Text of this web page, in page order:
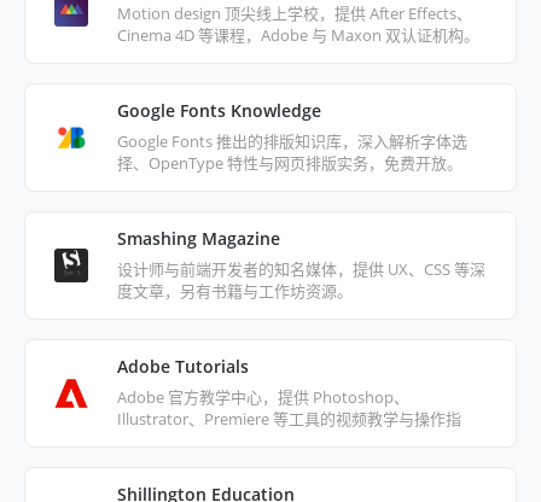
Motion design 顶尖线上学校，提供 After Effects、
Cinema 4D 等课程，Adobe 与 Maxon 双认证机构。
Google Fonts Knowledge
Google Fonts 推出的排版知识库，深入解析字体选
择、OpenType 特性与网页排版实务，免费开放。
Smashing Magazine
设计师与前端开发者的知名媒体，提供 UX、CSS 等深
度文章，另有书籍与工作坊资源。
Adobe Tutorials
Adobe 官方教学中心，提供 Photoshop、
Illustrator、Premiere 等工具的视频教学与操作指
Shillington Education